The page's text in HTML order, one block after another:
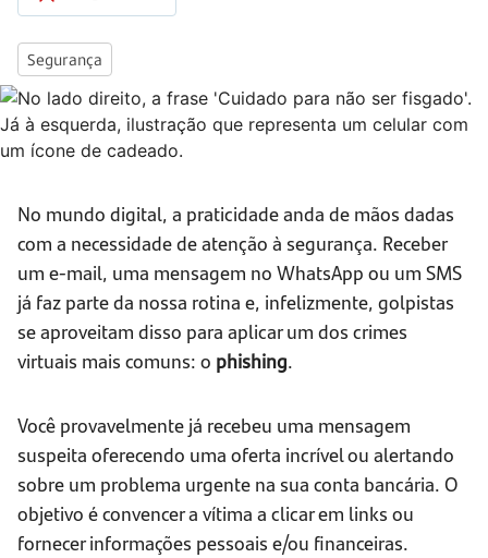
Segurança
No mundo digital, a praticidade anda de mãos dadas
com a necessidade de atenção à segurança. Receber
um e-mail, uma mensagem no WhatsApp ou um SMS
já faz parte da nossa rotina e, infelizmente, golpistas
se aproveitam disso para aplicar um dos crimes
virtuais mais comuns: o phishing.
Você provavelmente já recebeu uma mensagem
suspeita oferecendo uma oferta incrível ou alertando
sobre um problema urgente na sua conta bancária. O
objetivo é convencer a vítima a clicar em links ou
fornecer informações pessoais e/ou financeiras.